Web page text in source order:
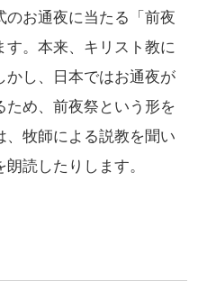
のお通夜に当たる「前夜
す。本来、キリスト教に
かし、日本ではお通夜が
ため、前夜祭という形を
、牧師による説教を聞い
読したりします。